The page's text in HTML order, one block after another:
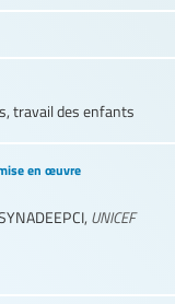
travail des enfants
en œuvre
, UNICEF